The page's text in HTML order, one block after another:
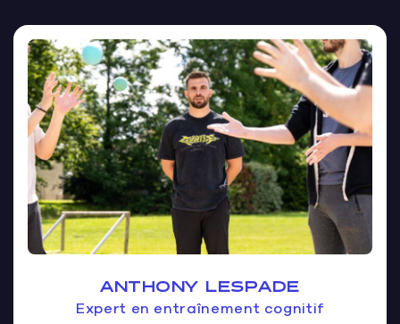
ANTHONY LESPADE
Expert en entraînement cognitif